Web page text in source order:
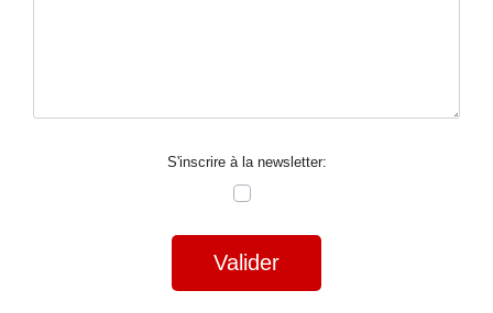
S'inscrire à la newsletter:
Valider